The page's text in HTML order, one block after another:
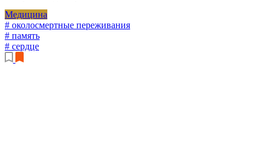
Медицина
# околосмертные переживания
# память
# сердце